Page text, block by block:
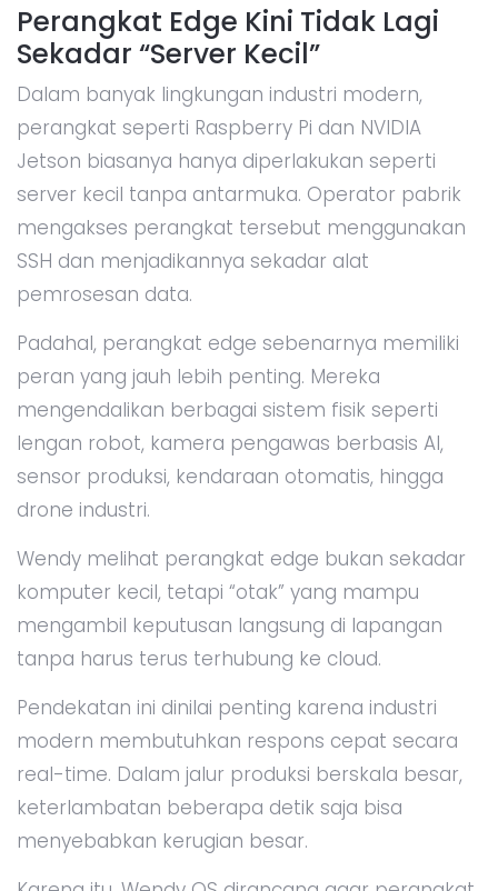
Perangkat Edge Kini Tidak Lagi
Sekadar “Server Kecil”
Dalam banyak lingkungan industri modern,
perangkat seperti Raspberry Pi dan NVIDIA
Jetson biasanya hanya diperlakukan seperti
server kecil tanpa antarmuka. Operator pabrik
mengakses perangkat tersebut menggunakan
SSH dan menjadikannya sekadar alat
pemrosesan data.
Padahal, perangkat edge sebenarnya memiliki
peran yang jauh lebih penting. Mereka
mengendalikan berbagai sistem fisik seperti
lengan robot, kamera pengawas berbasis AI,
sensor produksi, kendaraan otomatis, hingga
drone industri.
Wendy melihat perangkat edge bukan sekadar
komputer kecil, tetapi “otak” yang mampu
mengambil keputusan langsung di lapangan
tanpa harus terus terhubung ke cloud.
Pendekatan ini dinilai penting karena industri
modern membutuhkan respons cepat secara
real-time. Dalam jalur produksi berskala besar,
keterlambatan beberapa detik saja bisa
menyebabkan kerugian besar.